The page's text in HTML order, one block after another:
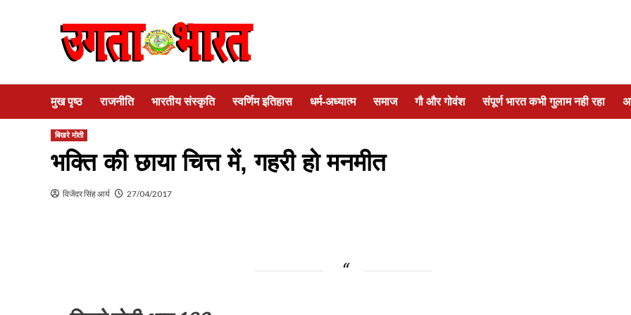
मुख पृष्ठ राजनीति भारतीय संस्कृति स्वर्णिम इतिहास धर्म-अध्यात्म समाज गौ और गोवंश संपूर्ण भारत कभी गुलाम नही रहा
बिखरे मोती
भक्ति की छाया चित्त में, गहरी हो मनमीत
विजेंदर सिंह आर्य 27/04/2017